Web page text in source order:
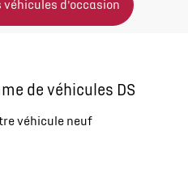
véhicules d'occasion
de véhicules DS
véhicule neuf